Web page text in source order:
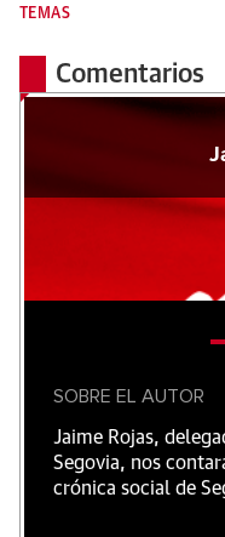
TEMAS
Comentarios
SOBRE EL AUTOR
Jaime Rojas,
Segovia, nos
crónica social de